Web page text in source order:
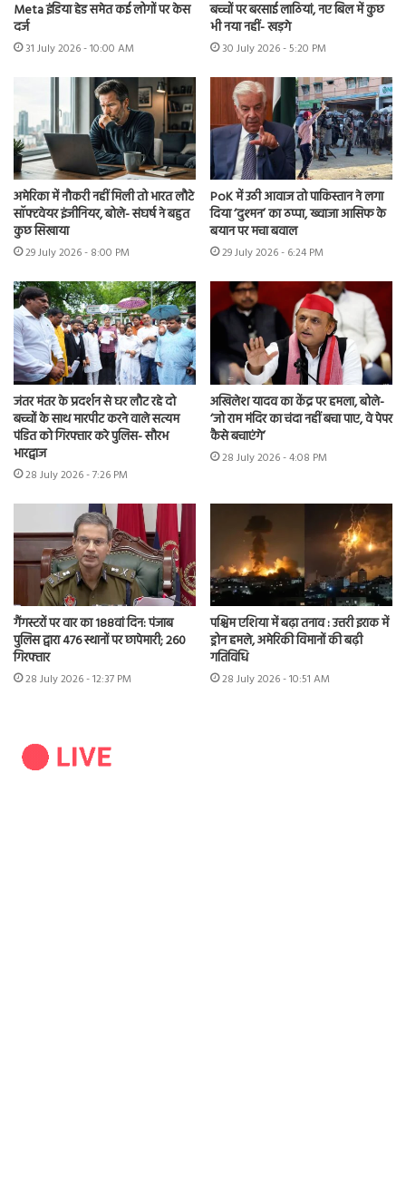
Meta इंडिया हेड समेत कई लोगों पर केस
दर्ज
31 July 2026 - 10:00 AM
बच्चों पर बरसाई लाठियां, नए बिल में कुछ
भी नया नहीं- खड़गे
30 July 2026 - 5:20 PM
अमेरिका में नौकरी नहीं मिली तो भारत लौटे
सॉफ्टवेयर इंजीनियर, बोले- संघर्ष ने बहुत
कुछ सिखाया
29 July 2026 - 8:00 PM
PoK में उठी आवाज तो पाकिस्तान ने लगा
दिया ‘दुश्मन’ का ठप्पा, ख्वाजा आसिफ के
बयान पर मचा बवाल
29 July 2026 - 6:24 PM
जंतर मंतर के प्रदर्शन से घर लौट रहे दो
बच्चों के साथ मारपीट करने वाले सत्यम
पंडित को गिरफ्तार करे पुलिस- सौरभ
भारद्वाज
28 July 2026 - 7:26 PM
अखिलेश यादव का केंद्र पर हमला, बोले-
‘जो राम मंदिर का चंदा नहीं बचा पाए, वे पेपर
कैसे बचाएंगे’
28 July 2026 - 4:08 PM
गैंगस्टरों पर वार का 188वां दिन: पंजाब
पुलिस द्वारा 476 स्थानों पर छापेमारी; 260
गिरफ्तार
28 July 2026 - 12:37 PM
पश्चिम एशिया में बढ़ा तनाव : उत्तरी इराक में
ड्रोन हमले, अमेरिकी विमानों की बढ़ी
गतिविधि
28 July 2026 - 10:51 AM